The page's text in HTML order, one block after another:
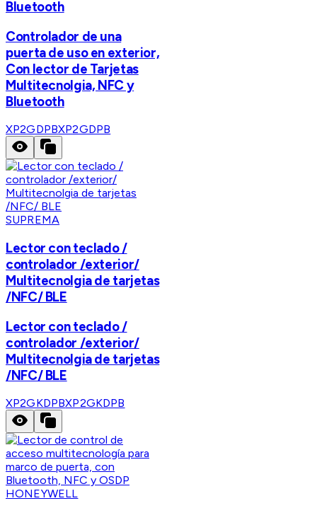
Bluetooth
Controlador de una
puerta de uso en exterior,
Con lector de Tarjetas
Multitecnolgia, NFC y
Bluetooth
XP2GDPBXP2GDPB
SUPREMA
Lector con teclado /
controlador /exterior/
Multitecnolgia de tarjetas
/NFC/ BLE
Lector con teclado /
controlador /exterior/
Multitecnolgia de tarjetas
/NFC/ BLE
XP2GKDPBXP2GKDPB
HONEYWELL